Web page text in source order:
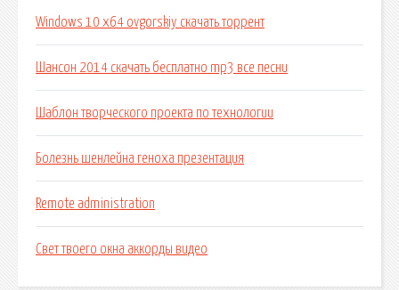
Windows 10 x64 ovgorskiy скачать торрент
Шансон 2014 скачать бесплатно mp3 все песни
Шаблон творческого проекта по технологии
Болезнь шенлейна геноха презентация
Remote administration
Свет твоего окна аккорды видео